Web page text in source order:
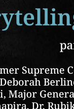
Supreme
Major
Dr.